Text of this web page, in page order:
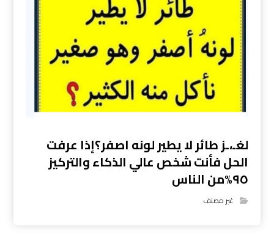
لغـ،ـز طائر لا يطير لونه اصفر؟إذا عرفت
الحل فأنت شخص عالي الذكاء والتركيز
٩٥%من الناس
غير مصنف